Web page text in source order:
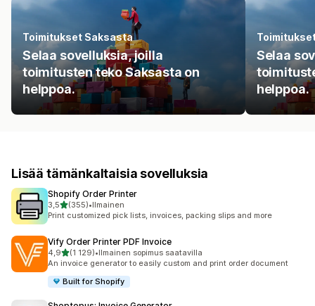
Toimitukset Saksasta
Selaa sovelluksia, joilla
toimitusten teko Saksasta on
helppoa.
Selaa
helppoa.
Lisää tämänkaltaisia sovelluksia
Shopify Order Printer
3,5/ 5 tähteä
(355)
355 arvostelua yhteensä
•Ilmainen
Print customized pick lists, invoices, packing slips and more
Vify Order Printer PDF Invoice
4,9/ 5 tähteä
(1 129)
1129 arvostelua yhteensä
•Ilmainen sopimus saatavilla
An invoice generator to easily custom and print order document
Built for Shopify